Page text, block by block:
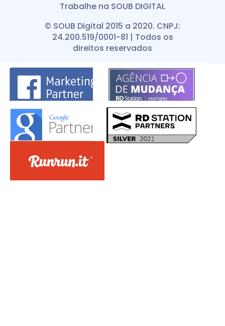
Trabalhe na SOUB DIGITAL
© SOUB Digital 2015 a 2020. CNPJ:
24.200.519/0001-81 | Todos os
direitos reservados